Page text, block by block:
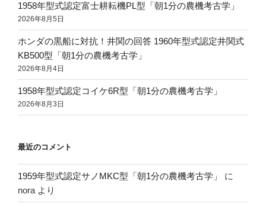
1958年型式認定富士耕耘機PL型「朝1分の農機考古学」
2026年8月5日
ホンダの黒船に対抗！井関の回答 1960年型式認定井関式
KB500型「朝1分の農機考古学」
2026年8月4日
1958年型式認定コイケ6R型「朝1分の農機考古学」
2026年8月3日
最近のコメント
1959年型式認定サノMKC型「朝1分の農機考古学」
に
nora より